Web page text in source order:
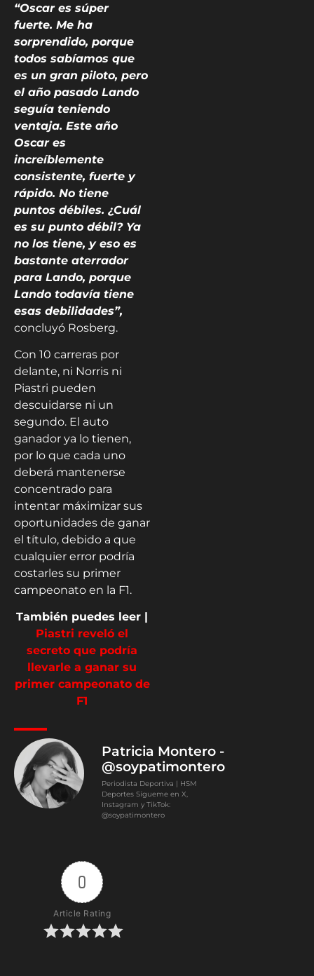
“Oscar es súper
fuerte. Me ha
sorprendido, porque
todos sabíamos que
es un gran piloto, pero
el año pasado Lando
seguía teniendo
ventaja. Este año
Oscar es
increíblemente
consistente, fuerte y
rápido. No tiene
puntos débiles. ¿Cuál
es su punto débil? Ya
no los tiene, y eso es
bastante aterrador
para Lando, porque
Lando todavía tiene
esas debilidades”,
concluyó Rosberg.
Con 10 carreras por
delante, ni Norris ni
Piastri pueden
descuidarse ni un
segundo. El auto
ganador ya lo tienen,
por lo que cada uno
deberá mantenerse
concentrado para
intentar máximizar sus
oportunidades de ganar
el título, debido a que
cualquier error podría
costarles su primer
campeonato en la F1.
También puedes leer |
Piastri reveló el
secreto que podría
llevarle a ganar su
primer campeonato de
F1
Patricia Montero -
@soypatimontero
Periodista Deportiva | HSM
Deportes Sígueme en X,
Instagram y TikTok:
@soypatimontero
0
Article Rating